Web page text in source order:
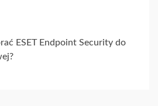
ESET Endpoint Security do